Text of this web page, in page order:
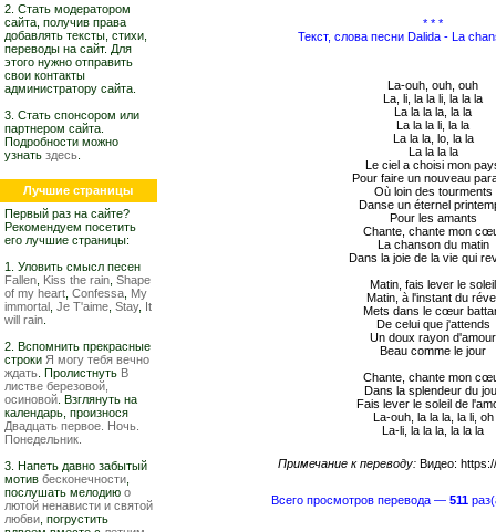
2. Стать модератором
сайта, получив права
добавлять тексты, стихи,
переводы на сайт. Для
этого нужно отправить
свои контакты
администратору сайта.
3. Стать спонсором или
партнером сайта.
Подробности можно
узнать здесь
Лучшие страницы
Первый раз на сайте?
Рекомендуем посетить
его лучшие страницы:
1. Уловить смысл песен
Fallen Kiss the rain Shape
of my heart Confessa My
immortal Je T'aime Stay, It
will rain
2. Вспомнить прекрасные
строки Я могу тебя вечно
ждать . Пролистнуть В
листве березовой,
осиновой . Взглянуть на
календарь, произнося
Двадцать первое. Ночь.
Понедельник.
3. Напеть давно забытый
мотив бесконечности
послушать мелодию о
лютой ненависти и святой
любви , погрустить
* * *
Текст, слова песни Dalida - La
La-ouh, ouh, ouh
La, li, la la li, la la la
La la la la, la la
La la la li, la la
La la la, lo, la la
La la la la
Le ciel a choisi mon
Pour faire un nouveau
Où loin des tourments
Danse un éternel
Pour les amants
Chante, chante mon
La chanson du matin
Dans la joie de la vie qui
Matin, fais lever le soleil
Matin, à l'instant du
Mets dans le cœur
De celui que j'attends
Un doux rayon d'amour
Beau comme le jour
Chante, chante mon
Dans la splendeur du
Fais lever le soleil de
La-ouh, la la la, la li, oh
La-li, la la la, la la la
Примечание к переводу: Видео:
Всего просмотров перевода —511